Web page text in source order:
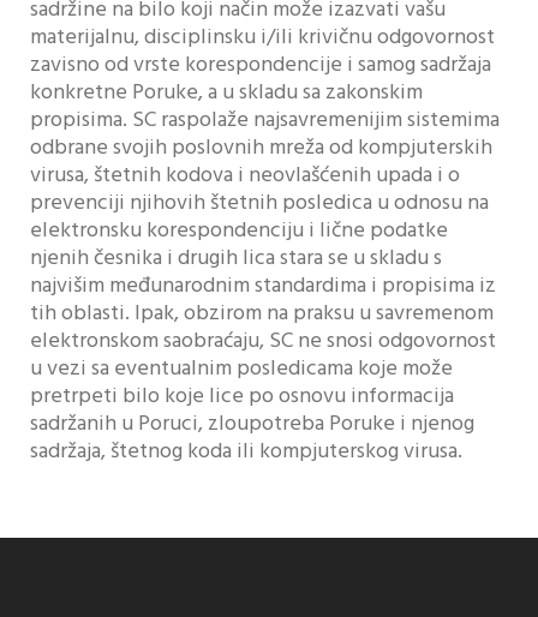
sadržine na bilo koji način može izazvati vašu
materijalnu, disciplinsku i/ili krivičnu odgovornost
zavisno od vrste korespondencije i samog sadržaja
konkretne Poruke, a u skladu sa zakonskim
propisima. SC raspolaže najsavremenijim sistemima
odbrane svojih poslovnih mreža od kompjuterskih
virusa, štetnih kodova i neovlašćenih upada i o
prevenciji njihovih štetnih posledica u odnosu na
elektronsku korespondenciju i lične podatke
njenih česnika i drugih lica stara se u skladu s
najvišim međunarodnim standardima i propisima iz
tih oblasti. Ipak, obzirom na praksu u savremenom
elektronskom saobraćaju, SC ne snosi odgovornost
u vezi sa eventualnim posledicama koje može
pretrpeti bilo koje lice po osnovu informacija
sadržanih u Poruci, zloupotreba Poruke i njenog
sadržaja, štetnog koda ili kompjuterskog virusa.